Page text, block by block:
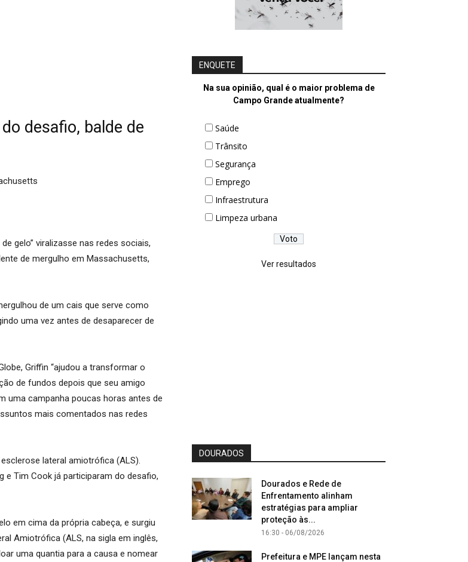
desafio, balde de
gelo” viralizasse nas redes sociais,
de mergulho em Massachusetts,
de um cais que serve como
uma vez antes de desaparecer de
Griffin “ajudou a transformar o
de fundos depois que seu amigo
uma campanha poucas horas antes de
mais comentados nas redes
lateral amiotrófica (ALS).
e Tim Cook já participaram do desafio,
em cima da própria cabeça, e surgiu
Amiotrófica (ALS, na sigla em inglês,
uma quantia para a causa e nomear
ENQUETE
Na sua opinião, qual é o maior problema de
Campo Grande atualmente?
Saúde
Trânsito
Segurança
Emprego
Infraestrutura
Limpeza urbana
Ver resultados
DOURADOS
Dourados e Rede de
Enfrentamento alinham
estratégias para ampliar
proteção às...
16:30 - 06/08/2026
Prefeitura e MPE lançam nesta